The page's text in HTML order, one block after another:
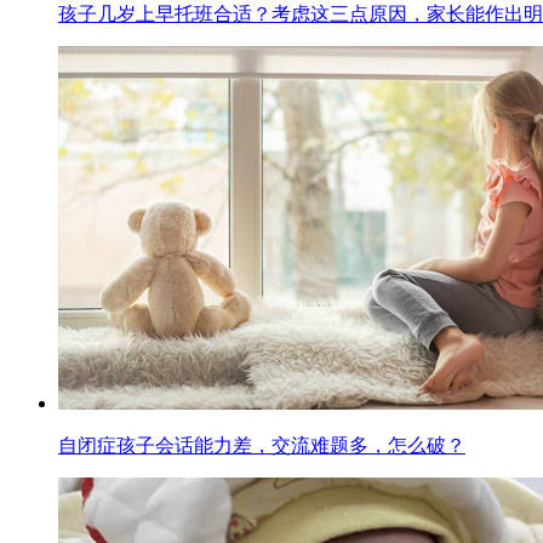
孩子几岁上早托班合适？考虑这三点原因，家长能作出
自闭症孩子会话能力差，交流难题多，怎么破？